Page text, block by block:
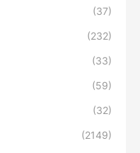
(37)
(232)
(33)
(59)
(32)
(2149)